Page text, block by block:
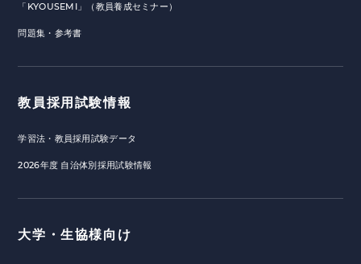
「KYOUSEMI」（教員養成セミナー）
問題集・参考書
教員採用試験情報
学習法・教員採用試験データ
2026年度 自治体別採用試験情報
大学・生協様向け